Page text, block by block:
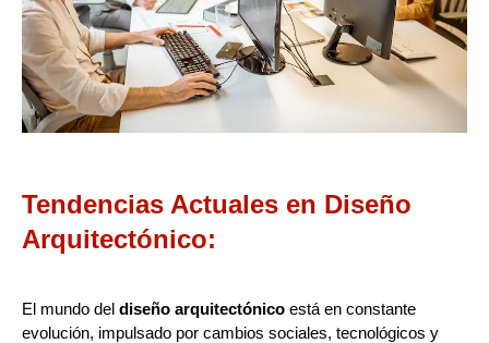
Tendencias Actuales en Diseño
Arquitectónico:
El mundo del diseño arquitectónico está en constante
evolución, impulsado por cambios sociales, tecnológicos y